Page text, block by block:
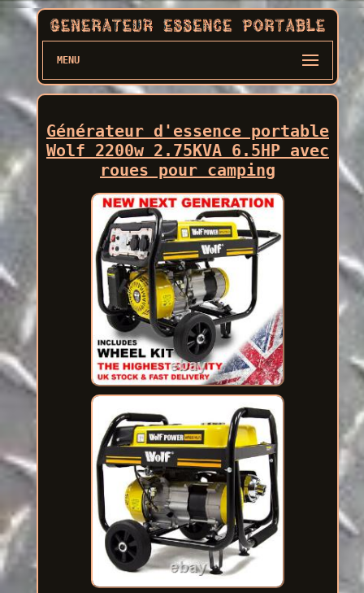
MENU
Générateur d'essence portable
Wolf 2200w 2.75KVA 6.5HP avec
roues pour camping